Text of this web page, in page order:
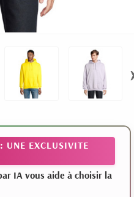
UNE EXCLUSIVITE
IA vous aide à choisir la